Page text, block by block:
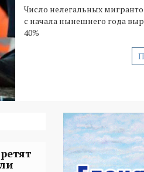
Число нелегальных
с начала нынешнего года
40%